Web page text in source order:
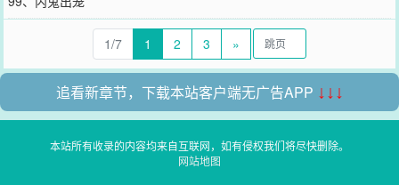
1/7 1 2 3 »
追看新章节，下载本站客户端无广告APP ↓↓↓
本站所有收录的内容均来自互联网，如有侵权我们将尽快删除。
网站地图